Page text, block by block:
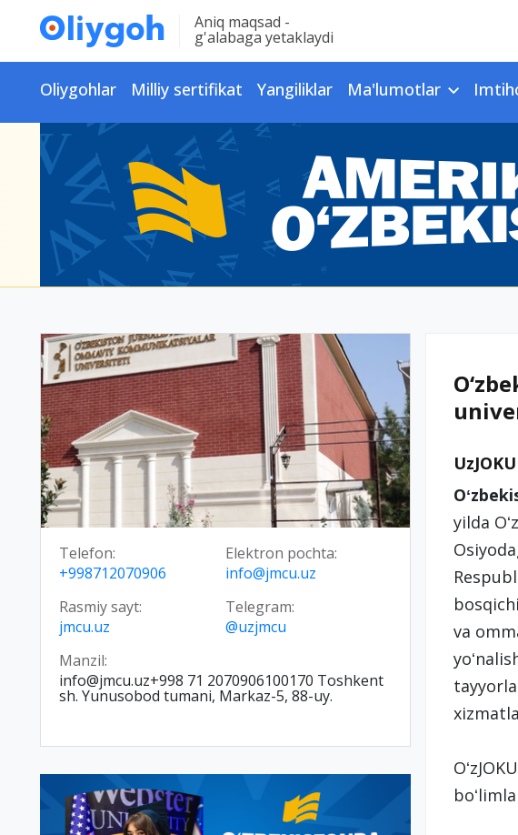
Aniq maqsad -
g'alabaga yetaklaydi
Oliygohlar Milliy sertifikat Yangiliklar Ma'lumotlar
Telefon:
+998712070906
Elektron pochta:
info@jmcu.uz
Rasmiy sayt:
jmcu.uz
Telegram:
@uzjmcu
Manzil:
info@jmcu.uz+998 71 2070906100170 Toshkent
sh. Yunusobod tumani, Markaz-5, 88-uy.
yilda
va